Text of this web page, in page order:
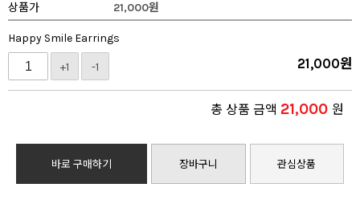
상품가
21,000원
Happy Smile Earrings
+1 -1 21,000원
총 상품 금액 21,000 원
바로 구매하기 장바구니 관심상품